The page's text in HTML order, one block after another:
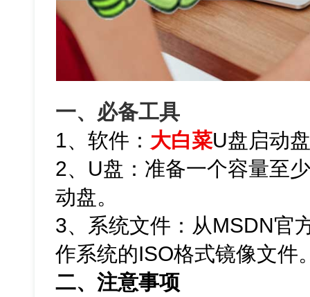
一、必备工具
1、软件： 大白菜U盘启动
2、U盘：准备一个容量至
动盘。
3、系统文件：从MSDN官
作系统的ISO格式镜像文件
二、注意事项